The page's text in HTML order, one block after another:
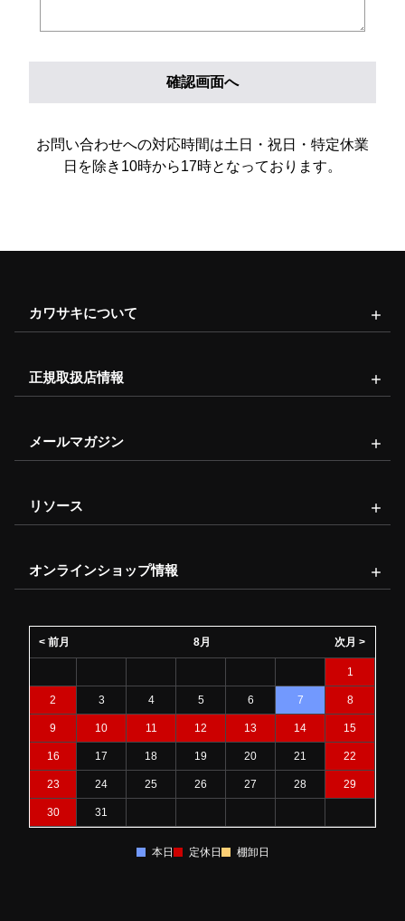
お問い合わせへの対応時間は土日・祝日・特定休業
日を除き10時から17時となっております。
カワサキについて
正規取扱店情報
メールマガジン
リソース
オンラインショップ情報
8月
< 前月 次月 >
1
2 3 4 5 6 7 8
9 10 11 12 13 14 15
16 17 18 19 20 21 22
23 24 25 26 27 28 29
30 31
本日 定休日 棚卸日